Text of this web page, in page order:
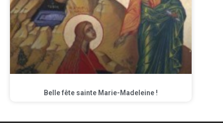
Belle fête sainte Marie-Madeleine !